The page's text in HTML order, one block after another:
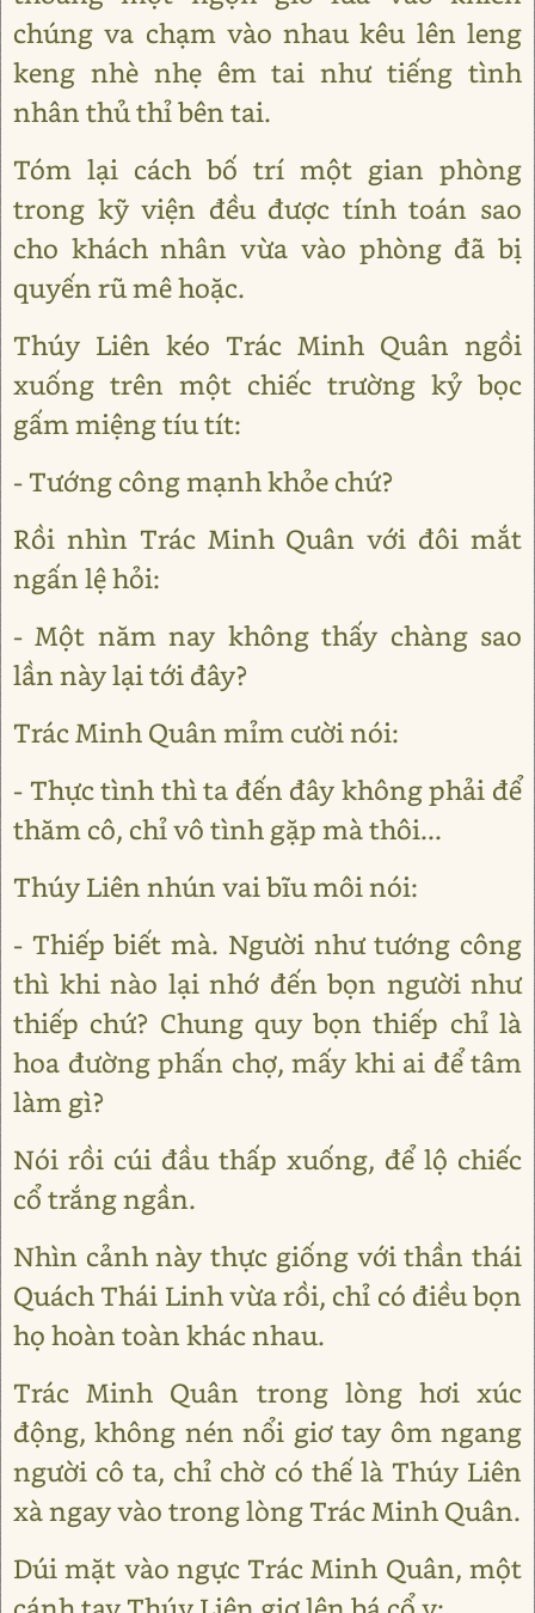
chúng va chạm vào nhau kêu lên leng
keng nhè nhẹ êm tai như tiếng tình
nhân thủ thỉ bên tai.
Tóm lại cách bố trí một gian phòng
trong kỹ viện đều được tính toán sao
cho khách nhân vừa vào phòng đã bị
quyến rũ mê hoặc.
Thúy Liên kéo Trác Minh Quân ngồi
xuống trên một chiếc trường kỷ bọc
gấm miệng tíu tít:
- Tướng công mạnh khỏe chứ?
Rồi nhìn Trác Minh Quân với đôi mắt
ngấn lệ hỏi:
- Một năm nay không thấy chàng sao
lần này lại tới đây?
Trác Minh Quân mỉm cười nói:
- Thực tình thì ta đến đây không phải để
thăm cô, chỉ vô tình gặp mà thôi...
Thúy Liên nhún vai bĩu môi nói:
- Thiếp biết mà. Người như tướng công
thì khi nào lại nhớ đến bọn người như
thiếp chứ? Chung quy bọn thiếp chỉ là
hoa đường phấn chợ, mấy khi ai để tâm
làm gì?
Nói rồi cúi đầu thấp xuống, để lộ chiếc
cổ trắng ngần.
Nhìn cảnh này thực giống với thần thái
Quách Thái Linh vừa rồi, chỉ có điều bọn
họ hoàn toàn khác nhau.
Trác Minh Quân trong lòng hơi xúc
động, không nén nổi giơ tay ôm ngang
người cô ta, chỉ chờ có thế là Thúy Liên
xà ngay vào trong lòng Trác Minh Quân.
Dúi mặt vào ngực Trác Minh Quân, một